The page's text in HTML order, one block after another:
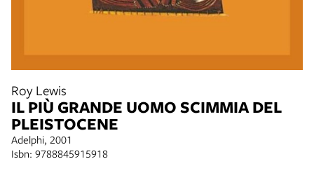
Roy Lewis
IL PIÙ GRANDE UOMO SCIMMIA DEL
PLEISTOCENE
Adelphi, 2001
Isbn: 9788845915918